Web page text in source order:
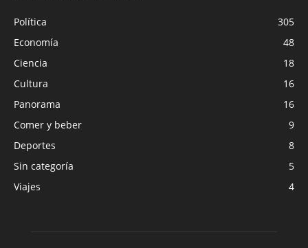
Política
305
Economía
48
Ciencia
18
Cultura
16
Panorama
16
Comer y beber
9
Deportes
8
Sin categoría
5
Viajes
4